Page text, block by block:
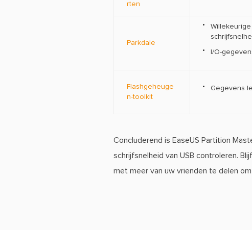
rten
Parkdale
I/O-
Flashgeheuge
n-toolkit
Gegevens
Concluderend is EaseUS Partition
schrijfsnelheid van USB controleren.
met meer van uw vrienden te delen